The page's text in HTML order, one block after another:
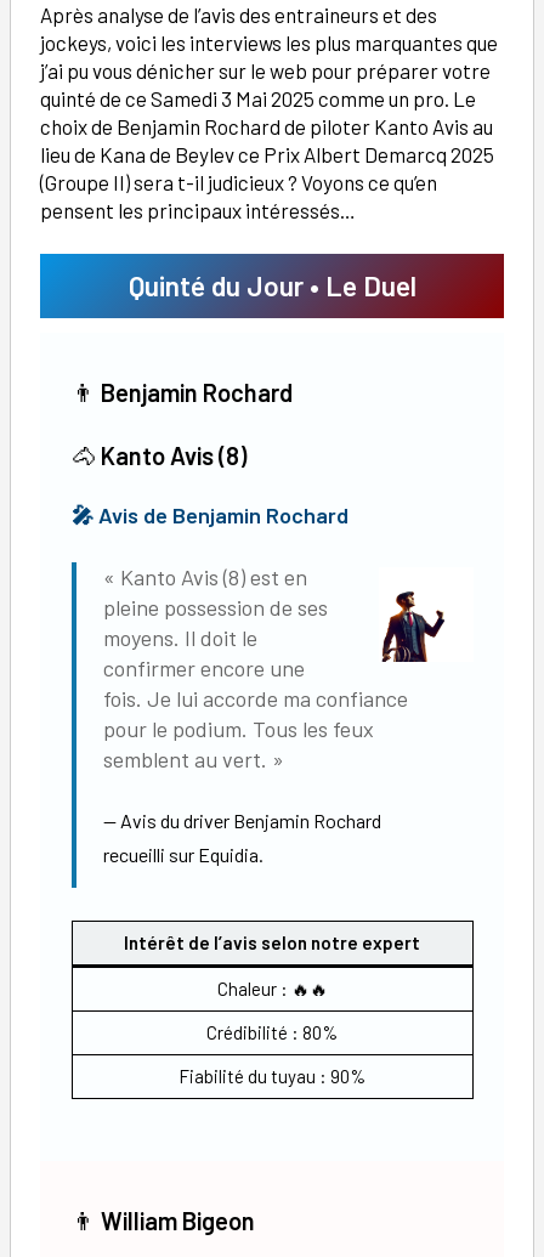
Après analyse de l’avis des entraineurs et des
jockeys, voici les interviews les plus marquantes que
j’ai pu vous dénicher sur le web pour préparer votre
quinté de ce Samedi 3 Mai 2025 comme un pro. Le
choix de Benjamin Rochard de piloter Kanto Avis au
lieu de Kana de Beylev ce Prix Albert Demarcq 2025
(Groupe II) sera t-il judicieux ? Voyons ce qu’en
pensent les principaux intéressés…
Quinté du Jour • Le Duel
👨 Benjamin Rochard
🐴 Kanto Avis (8)
🎤 Avis de Benjamin Rochard
« Kanto Avis (8) est en
pleine possession de ses
moyens. Il doit le
confirmer encore une
fois. Je lui accorde ma confiance
pour le podium. Tous les feux
semblent au vert. »
Avis du driver Benjamin Rochard
recueilli sur Equidia.
Intérêt de l’avis selon notre expert
Chaleur : 🔥🔥
Crédibilité : 80%
Fiabilité du tuyau : 90%
👨 William Bigeon